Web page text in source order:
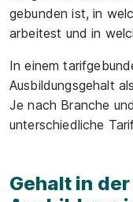
gebunden ist, in
arbeitest und in
In einem
Ausbildungsgehalt
Je nach Branche
unterschiedliche
Gehalt in